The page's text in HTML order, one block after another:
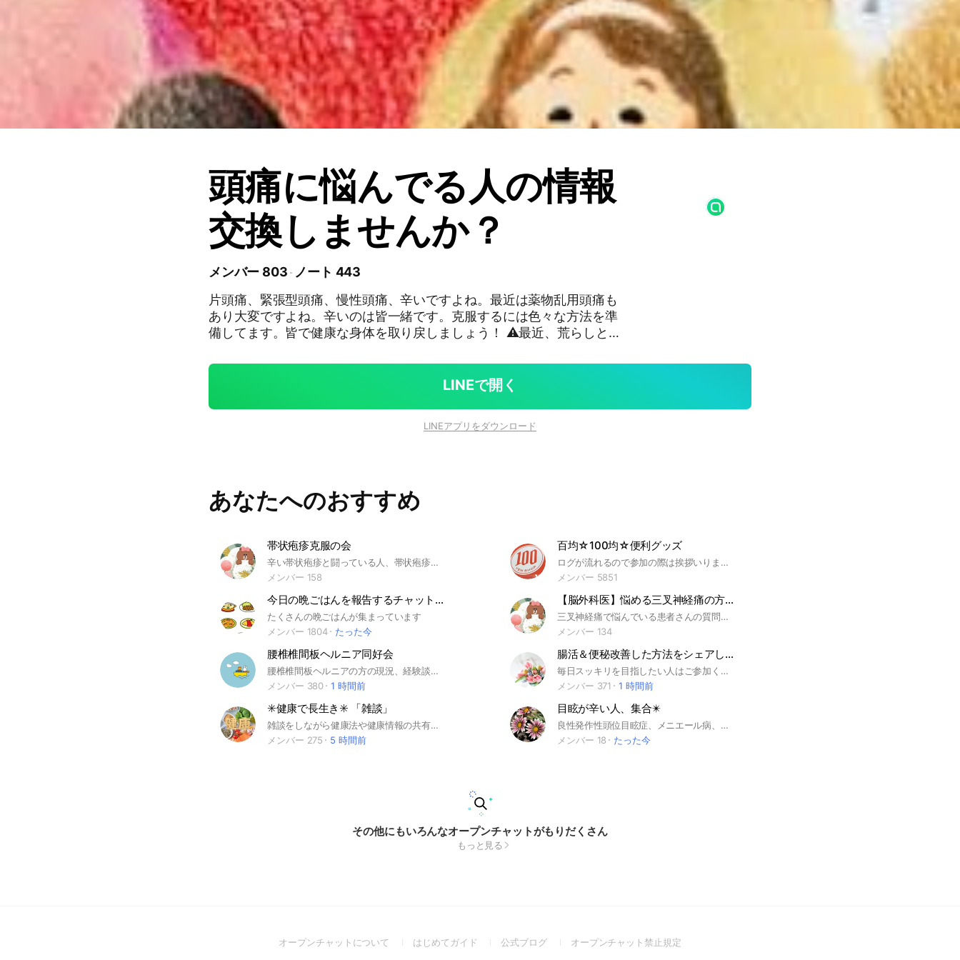
頭痛に悩んでる人の情報
交換しませんか？
メンバー 803
ノート 443
片頭痛、緊張型頭痛、慢性頭痛、辛いですよね。最近は薬物乱用頭痛も
あり大変ですよね。辛いのは皆一緒です。克服するには色々な方法を準
備してます。皆で健康な身体を取り戻しましょう！ ⚠最近、荒らしと質
LINEで開く
LINEアプリをダウンロード
あなたへのおすすめ
帯状疱疹克服の会
辛い帯状疱疹と闘っている人、帯状疱疹後神経痛で頑張ってる人、または帯状疱疹を克服した人、情報共有しませんか？ボヤキでも何でも話しましょう。 #帯状疱疹 #健康
メンバー 158
百均☆100均☆便利グッズ
ログが流れるので参加の際は挨拶いりません💦 《《スタンプ禁止》》 100均&300均のアイテムを紹介するルームです。 大事なノートでルールをご確認下さい🙇‍♀️ 雑談なし！会話あり！ ジャンル別でノートを分けてますので是非ご覧ください！ 100均や300均の買って良かった物・便利だった物のアイテム情報を共有しましょう✨ #100均 #300均 #百均 #ダイソー #セリア #キャンドゥ #便利 #ライフハック
メンバー 5851
今日の晩ごはんを報告するチャット ♯レシピ ♯グルメ ♯ご飯
たくさんの晩ごはんが集まっています
メンバー 1804
たった今
【脳外科医】悩める三叉神経痛の方・専門
三叉神経痛で悩んでいる患者さんの質問に脳外科医が答えます。画像などの検査出来るわけではないので、お答えできる範囲でお答えする感じです。#三叉神経痛 #脳外科医
メンバー 134
腰椎椎間板ヘルニア同好会
腰椎椎間板ヘルニアの方の現況、経験談など情報共有の憩いの場です。自然療法、手術した経験、症状、辛さ、悩み、対策、改善策、処置経過など。注意:専門家ではありません。あくまで椎間板ヘルニア、腰痛で悩んでいる集いです。皆さんそれぞれ症状も、違いますので、あくまで皆さん個人的感想なので、治療等の相談は医師へお願いします。痛みは消えないかもしれませんが、少しでも気持ちが楽になれば幸いです。
メンバー 380
1 時間前
腸活＆便秘改善した方法をシェアしましょ！
毎日スッキリを目指したい人はご参加ください！実際に試した方法をみんなでシェアしていきます🎵 自分に合った方法を探せる場所としてご活用くださいね。 ひとりでも多くの方の健康に役立ちますように😊💕 #便秘 #美容 #健康 #ダイエット
メンバー 371
1 時間前
✳️健康で長生き✳️ 「雑談」
雑談をしながら健康法や健康情報の共有をしたり、お互いに学んだりして病気の予防や体質改善をしたりしながら健康で長生きしましょう。
メンバー 275
5 時間前
目眩が辛い人、集合✴️
良性発作性頭位目眩症、メニエール病、原因の分からない目眩、とにかく毎日辛い‼️話を聞いて欲しい人おいで～何でも話そうね🎵愚痴もOKですよ
メンバー 18
たった今
その他にもいろんなオープンチャットがもりだくさん
もっと見る
オープンチャットについて
(Openはじめてガイド
(Open公式ブログ
(Openオープンチャット禁止規定(Open